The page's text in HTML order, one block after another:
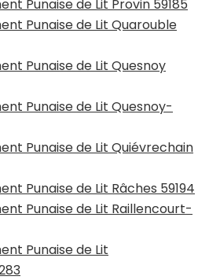
Punaise de Lit Provin 59185
Punaise de Lit Quarouble
Punaise de Lit Quesnoy
Punaise de Lit Quesnoy-
Punaise de Lit Quiévrechain
Punaise de Lit Râches 59194
Punaise de Lit Raillencourt-
Punaise de Lit